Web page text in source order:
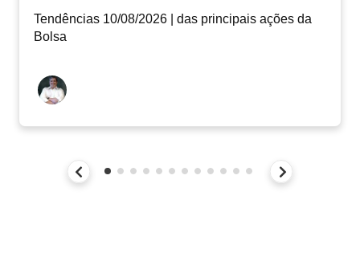
Tendências 10/08/2026 | das principais ações da
Bolsa